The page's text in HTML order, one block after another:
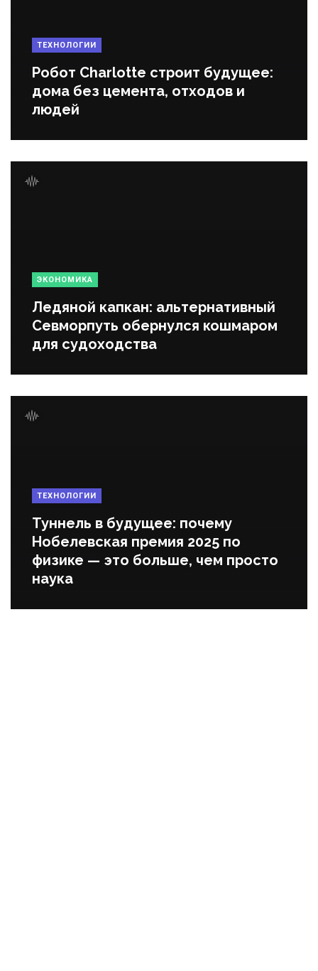
ТЕХНОЛОГИИ
Робот Charlotte строит будущее:
дома без цемента, отходов и
людей
ЭКОНОМИКА
Ледяной капкан: альтернативный
Севморпуть обернулся кошмаром
для судоходства
ТЕХНОЛОГИИ
Туннель в будущее: почему
Нобелевская премия 2025 по
физике — это больше, чем просто
наука